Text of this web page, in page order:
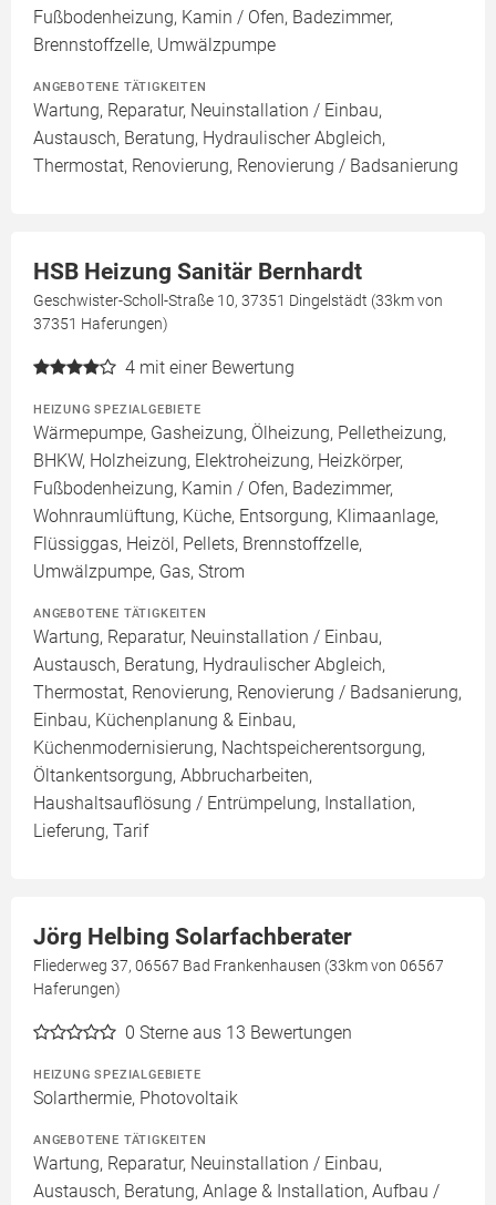
Fußbodenheizung, Kamin / Ofen, Badezimmer,
Brennstoffzelle, Umwälzpumpe
ANGEBOTENE TÄTIGKEITEN
Wartung, Reparatur, Neuinstallation / Einbau,
Austausch, Beratung, Hydraulischer Abgleich,
Thermostat, Renovierung, Renovierung / Badsanierung
HSB Heizung Sanitär Bernhardt
Geschwister-Scholl-Straße 10, 37351 Dingelstädt (33km von
37351 Haferungen)
4 mit einer Bewertung
HEIZUNG SPEZIALGEBIETE
Wärmepumpe, Gasheizung, Ölheizung, Pelletheizung,
BHKW, Holzheizung, Elektroheizung, Heizkörper,
Fußbodenheizung, Kamin / Ofen, Badezimmer,
Wohnraumlüftung, Küche, Entsorgung, Klimaanlage,
Flüssiggas, Heizöl, Pellets, Brennstoffzelle,
Umwälzpumpe, Gas, Strom
ANGEBOTENE TÄTIGKEITEN
Wartung, Reparatur, Neuinstallation / Einbau,
Austausch, Beratung, Hydraulischer Abgleich,
Thermostat, Renovierung, Renovierung / Badsanierung,
Einbau, Küchenplanung & Einbau,
Küchenmodernisierung, Nachtspeicherentsorgung,
Öltankentsorgung, Abbrucharbeiten,
Haushaltsauflösung / Entrümpelung, Installation,
Lieferung, Tarif
Jörg Helbing Solarfachberater
Fliederweg 37, 06567 Bad Frankenhausen (33km von 06567
Haferungen)
0 Sterne aus 13 Bewertungen
HEIZUNG SPEZIALGEBIETE
Solarthermie, Photovoltaik
ANGEBOTENE TÄTIGKEITEN
Wartung, Reparatur, Neuinstallation / Einbau,
Austausch, Beratung, Anlage & Installation, Aufbau /